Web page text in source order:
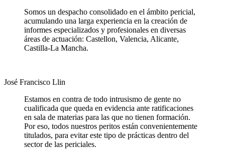
Somos un despacho consolidado en el ámbito pericial,
acumulando una larga experiencia en la creación de
informes especializados y profesionales en diversas
áreas de actuación: Castellon, Valencia, Alicante,
Castilla-La Mancha.
José Francisco Llin
Estamos en contra de todo intrusismo de gente no
cualificada que queda en evidencia ante ratificaciones
en sala de materias para las que no tienen formación.
Por eso, todos nuestros peritos están convenientemente
titulados, para evitar este tipo de prácticas dentro del
sector de las periciales.